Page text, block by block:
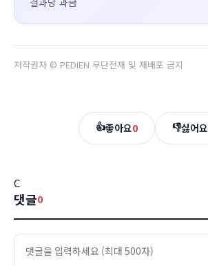
저작권자 © PEDIEN 무단전재 및 재배포 금지
👍좋아요0 👎싫어요
C
댓글0